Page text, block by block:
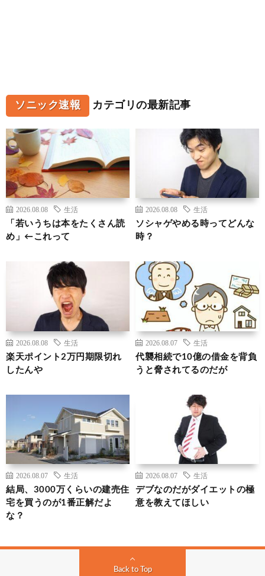
ソニック速報
2026.08.08 生活
「若いうちは本をたくさん読
2026.08.08 生活
ソシャゲやめる時ってどんな
2026.08.08 生活
楽天ポイント2万円期限切れ
2026.08.07 生活
代襲相続で10億の借金を背負
2026.08.07 生活
結局、3000万くらいの建売住
宅を買うのが1番正解だよ
2026.08.07 生活
デブなのだがダイエットの極